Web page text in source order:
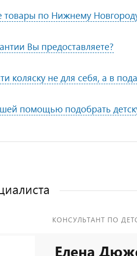
товары по Нижнему
Вы предоставляете?
коляску не для себя, а в
помощью подобрать
КОНСУЛЬТАНТ ПО
Елена